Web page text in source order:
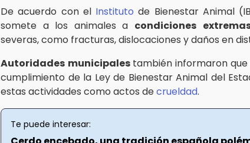
De acuerdo con el Instituto de Bienestar Animal
somete a los animales a condiciones
severas, como fracturas, dislocaciones y daños en
Autoridades municipalestambién informaron que
cumplimiento de la Ley de Bienestar Animal del
estas actividades como actos decrueldad.
Te puede interesar: